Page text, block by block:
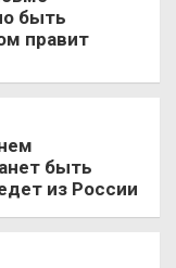
быть
правит
быть
из России